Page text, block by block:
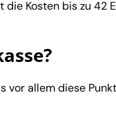
Kosten bis zu 42
vor allem diese